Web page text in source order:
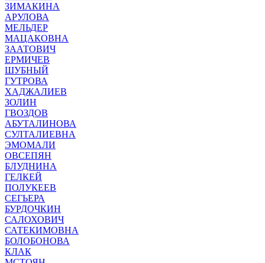
ЗИМАКИНА
АРУЛОВА
МЕЛЬДЕР
МАЦАКОВНА
ЗААТОВИЧ
ЕРМИЧЕВ
ШУБНЫЙ
ГУТРОВА
ХАДЖАЛИЕВ
ЗОЛИН
ГВОЗДОВ
АБУТАЛИНОВА
СУЛТАЛИЕВНА
ЭМОМАЛИ
ОВСЕПЯН
БЛУДНИНА
ГЕЛКЕЙ
ПОЛУКЕЕВ
СЕГЬЕРА
БУРДОЧКИН
САЛОХОВИЧ
САТЕКИМОВНА
БОЛОБОНОВА
КЛАК